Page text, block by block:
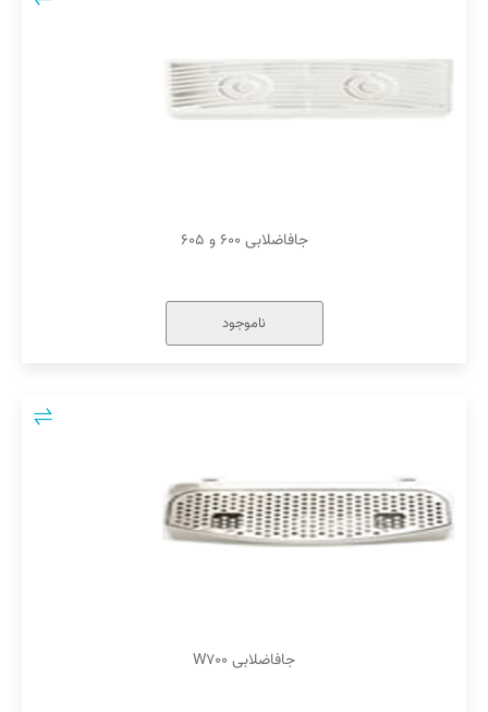
جافاضلابی ۶۰۰ و ۶۰۵
ناموجود
جافاضلابی W۷۰۰